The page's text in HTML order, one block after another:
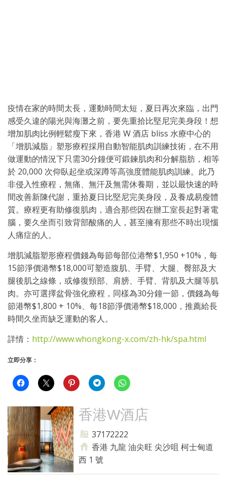
疫情在家的時間太長，運動時間太短，夏日再次來臨，出門
感受久違的陽光與海灘之前，要先重拾比堅尼完美身段！想
增加肌肉比例輕鬆瘦下來，香港 W 酒店 bliss 水療中心的
「增肌減脂」塑形療程採用自動智能肌肉訓練技術，在不用
做運動的情況下只需30分鐘便可鍛鍊肌肉和分解脂肪，相等
於 20,000 次仰臥起坐或深蹲等高強度體能肌肉訓練。此乃
非侵入性療程，無痛、無汗及無需休養期，並以最快速的時
間改善新陳代謝，重拾夏日比堅尼完美身段，及養成易瘦體
質。療程更有助修復肌肉，適合那些因在辦工室長起對著電
腦，要久坐而引致背部酸痛的人，甚至擁有那些不時出現惱
人痛症的人。
增肌減脂塑形療程價錢為每節每部位港幣$1,950 +10%，每
15節淨價港幣$18,000可塑造腹肌、手臂、大腿、臀部及大
腿後肌之線條，或修復頸部、肩膀、手臂、背肌及大腿等肌
肉。亦可選擇盆骨強化療程，同樣為30分鐘一節，價錢為每
節港幣$1,800 + 10%、每18節淨價港幣$18,000，推薦給長
時間久坐而缺乏運動的客人。
詳情： http://www.whongkong-x.com/zh-hk/spa.html
立即分享：
香港W酒店
37172222
香港 九龍 油尖旺 尖沙咀 柯士甸道
西 1 號